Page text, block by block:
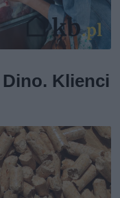
Klienci